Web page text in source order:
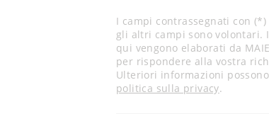
I campi contrassegnati con
gli altri campi sono volontari.
qui vengono elaborati da
per rispondere alla vostra
Ulteriori informazioni
politica sulla privacy.